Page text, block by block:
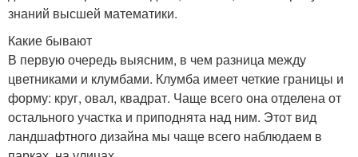
знаний высшей математики.
Какие бывают
В первую очередь выясним, в чем разница между
цветниками и клумбами. Клумба имеет четкие границы и
форму: круг, овал, квадрат. Чаще всего она отделена от
остального участка и приподнята над ним. Этот вид
ландшафтного дизайна мы чаще всего наблюдаем в